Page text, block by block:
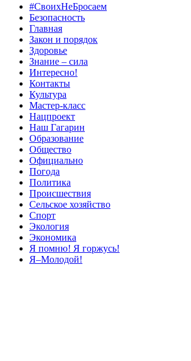
#СвоихНеБросаем
Безопасность
Главная
Закон и порядок
Здоровье
Знание – сила
Интересно!
Контакты
Культура
Мастер-класс
Нацпроект
Наш Гагарин
Образование
Общество
Официально
Погода
Политика
Происшествия
Сельское хозяйство
Спорт
Экология
Экономика
Я помню! Я горжусь!
Я–Молодой!